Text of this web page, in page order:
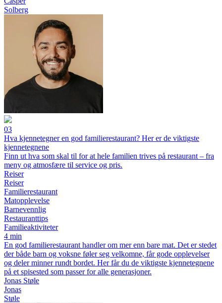
Solberg
03
Hva kjennetegner en god familierestaurant? Her er de viktigste
kjennetegnene
Finn ut hva som skal til for at hele familien trives på restaurant – fra
meny og atmosfære til service og pris.
Reiser
Reiser
Familierestaurant
Matopplevelse
Barnevennlig
Restauranttips
Familieaktiviteter
4 min
En god familierestaurant handler om mer enn bare mat. Det er stedet
der både barn og voksne føler seg velkomne, får gode opplevelser
og deler minner rundt bordet. Her får du de viktigste kjennetegnene
på et spisested som passer for alle generasjoner.
Jonas Støle
Jonas
Støle